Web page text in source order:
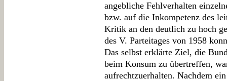
angebliche Fehlverhalten
bzw. auf die Inkompetenz des
Kritik an den deutlich zu hoch
des V. Parteitages von 1958
Das selbst erklärte Ziel, die
beim Konsum zu übertreffen,
aufrechtzuerhalten. Nachdem